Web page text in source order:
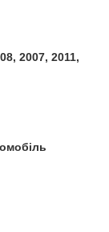
2007, 2011,